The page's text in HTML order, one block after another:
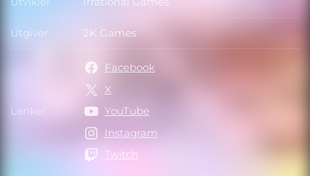
Utvikler
Utgiver Utgiver
2K Games
Lenker Lenker
Facebook
X
YouTube
Instagram
Twitch